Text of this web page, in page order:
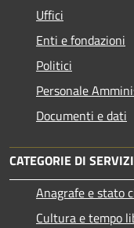
Uffici
Enti e fondazioni
Politici
Personale
Documenti e dati
CATEGORIE DI
Anagrafe e stato
Cultura e tempo